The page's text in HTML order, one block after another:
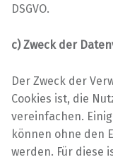
DSGVO.
c) Zweck der
Der Zweck der
Cookies ist, die
vereinfachen.
können ohne den
werden. Für diese